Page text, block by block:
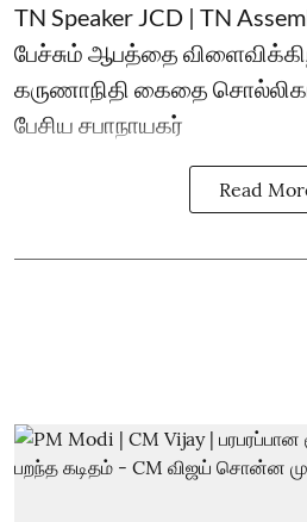
TN Speaker JCD | TN
பேச்சும் ஆபத்தை விளைவிக்கிற
கருணாநிதி கைதை
பேசிய சபாநாயகர்
Read